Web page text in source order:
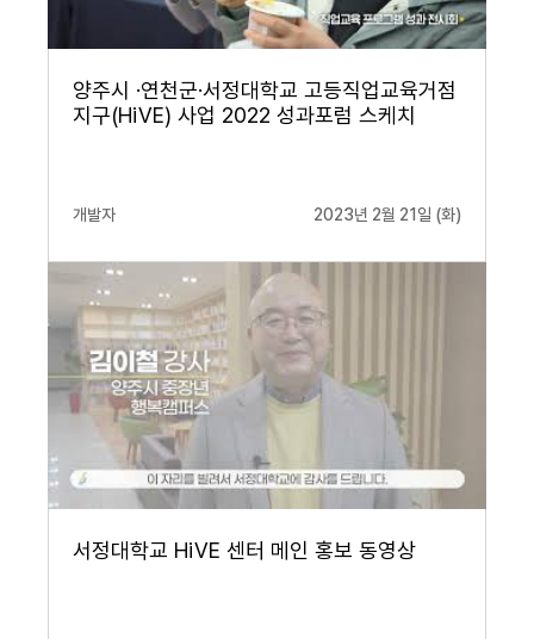
양주시 ·연천군·서정대학교 고등직업교육거점
지구(HiVE) 사업 2022 성과포럼 스케치
2023년 2월 21일 (화)
개발자
서정대학교 HiVE 센터 메인 홍보 동영상